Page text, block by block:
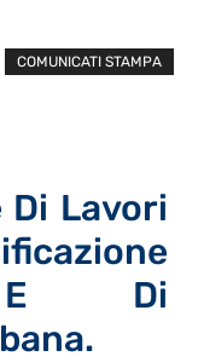
COMUNICATI STAMPA
Lavori
E Di